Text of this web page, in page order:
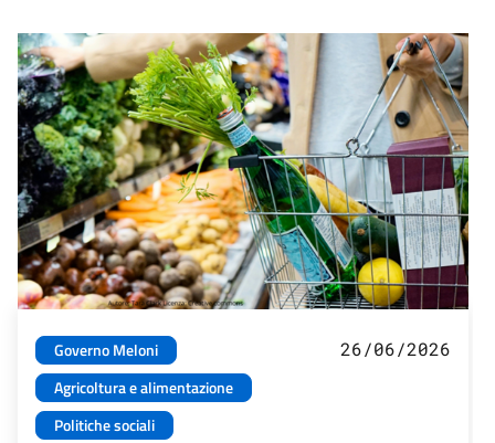
Governo Meloni
Agricoltura e alimentazione
Politiche sociali
26/06/2026